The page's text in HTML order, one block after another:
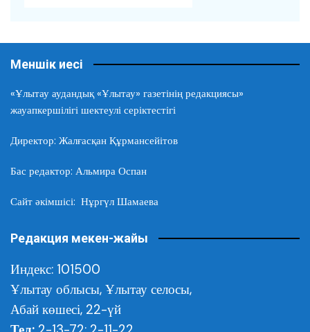
Меншік иесі
«Ұлытау аудандық «Ұлытау» газетінің редакциясы»
жауапкершілігі шектеулі серіктестігі
Директор: Жалғасқан Құрмансейітов
Бас редактор: Альмира Оспан
Сайт әкімшісі: Нұргүл Шамаева
Редакция мекен-жайы
Индекс: 101500
Ұлытау облысы, Ұлытау селосы,
Абай көшесі, 22-үй